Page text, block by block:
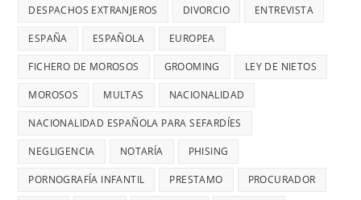
DESPACHOS EXTRANJEROS DIVORCIO ENTREVISTA
ESPAÑA ESPAÑOLA EUROPEA
FICHERO DE MOROSOS GROOMING LEY DE NIETOS
MOROSOS MULTAS NACIONALIDAD
NACIONALIDAD ESPAÑOLA PARA SEFARDÍES
NEGLIGENCIA NOTARÍA PHISING
PORNOGRAFÍA INFANTIL PRESTAMO PROCURADOR